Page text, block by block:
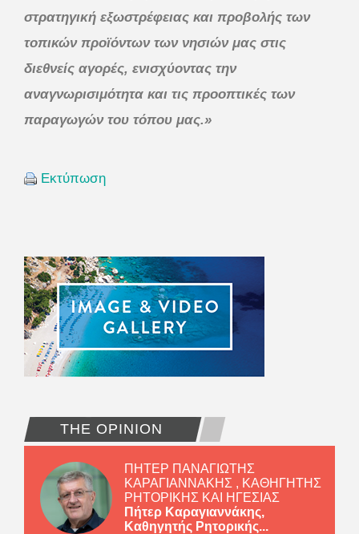
στρατηγική εξωστρέφειας και προβολής των
τοπικών προϊόντων των νησιών μας στις
διεθνείς αγορές, ενισχύοντας την
αναγνωρισιμότητα και τις προοπτικές των
παραγωγών του τόπου μας.»
Εκτύπωση
THE OPINION
ΠΗΤΕΡ ΠΑΝΑΓΙΩΤΗΣ
ΚΑΡΑΓΙΑΝΝΑΚΗΣ , ΚΑΘΗΓΗΤΗΣ
ΡΗΤΟΡΙΚΗΣ ΚΑΙ ΗΓΕΣΙΑΣ
Πήτερ Καραγιαννάκης,
Καθηγητής Ρητορικής...